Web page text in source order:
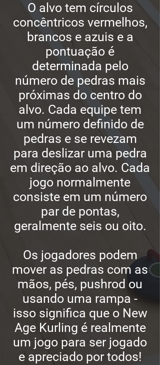
O alvo tem círculos
concêntricos vermelhos,
brancos e azuis e a
pontuação é
determinada pelo
número de pedras mais
próximas do centro do
alvo. Cada equipe tem
um número definido de
pedras e se revezam
para deslizar uma pedra
em direção ao alvo. Cada
jogo normalmente
consiste em um número
par de pontas,
geralmente seis ou oito.
Os jogadores podem
mover as pedras com as
mãos, pés, pushrod ou
usando uma rampa -
isso significa que o New
Age Kurling é realmente
um jogo para ser jogado
e apreciado por todos!